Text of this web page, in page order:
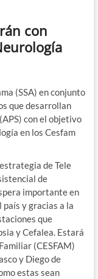
con
(SSA) en conjunto
que desarrollan
con el objetivo
en los Cesfam
de Tele
de
importante en
y gracias a la
que
y Cefalea. Estará
(CESFAM)
y Diego de
estas sean